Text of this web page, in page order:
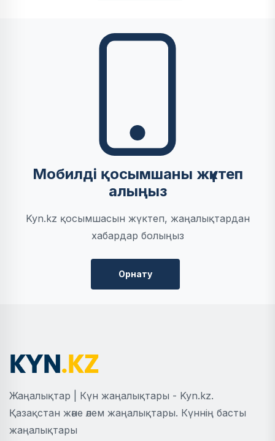
Мобилді қосымшаны жүктеп
алыңыз
Kyn.kz қосымшасын жүктеп, жаңалықтардан
хабардар болыңыз
Орнату
Жаңалықтар | Күн жаңалықтары - Kyn.kz.
Қазақстан және әлем жаңалықтары. Күннің басты
жаңалықтары